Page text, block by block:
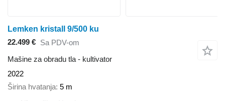
Lemken kristall 9/500 ku
22.499 € Sa PDV-om
Mašine za obradu tla - kultivator
2022
Širina hvatanja 5 m